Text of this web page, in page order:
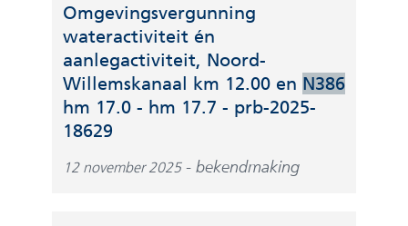
Omgevingsvergunning
wateractiviteit én
aanlegactiviteit, Noord-
Willemskanaal km 12.00 en N386
hm 17.0 - hm 17.7 - prb-2025-
18629(
e
12 november 2025 bekendmaking